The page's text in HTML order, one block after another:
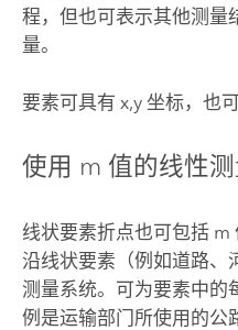
程，但也可表示其他测量
量。
要素可具有 x,y 坐标，也
使用 m 值的线性
线状要素折点也可包括 m
沿线状要素（例如道路、
测量系统。可为要素中的
例是运输部门所使用的公